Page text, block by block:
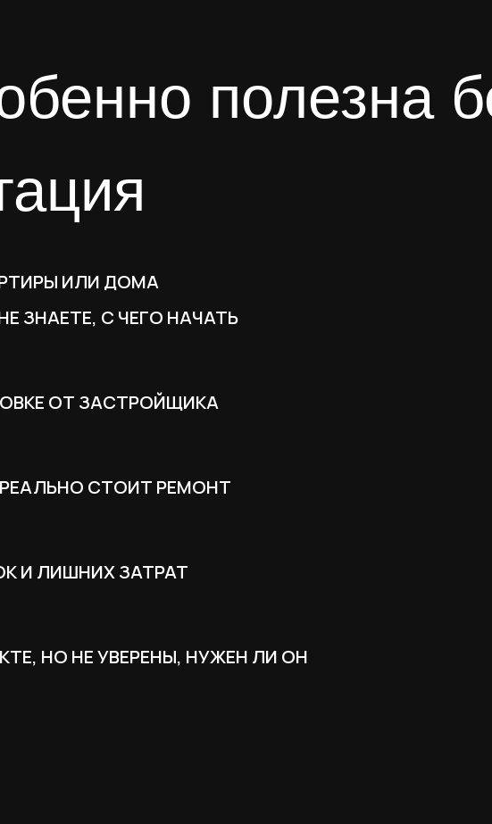
ИЛИ ДОМА
ЗНАЕТЕ, С ЧЕГО НАЧАТЬ
ОТ ЗАСТРОЙЩИКА
СТОИТ РЕМОНТ
И ЛИШНИХ ЗАТРАТ
НО НЕ УВЕРЕНЫ, НУЖЕН ЛИ ОН